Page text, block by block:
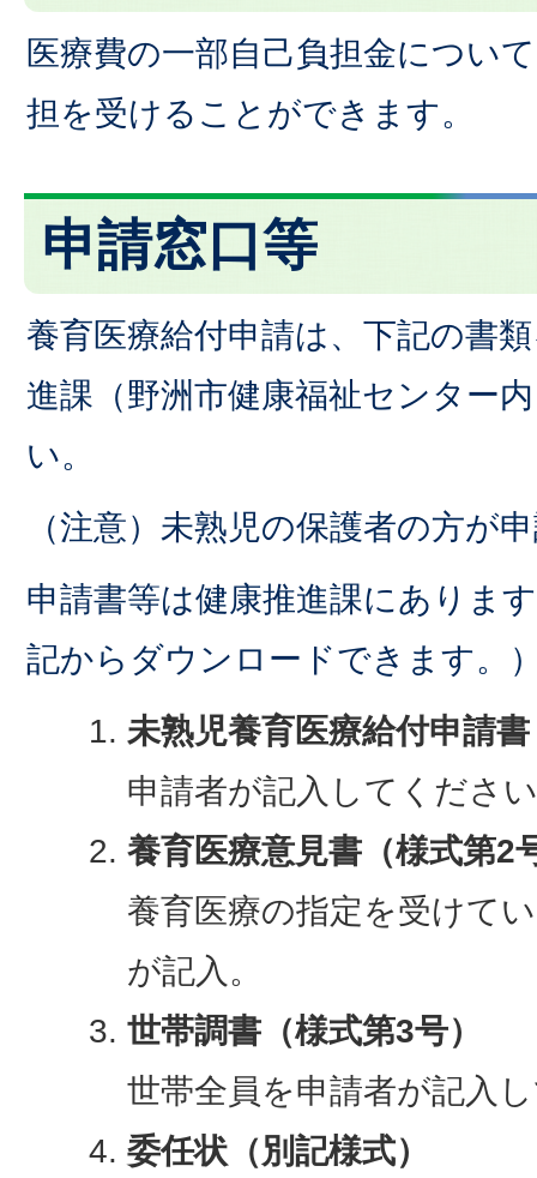
医療費の一部自己負担金につい
担を受けることができます。
申請窓口等
養育医療給付申請は、下記の書
進課（野洲市健康福祉センター
い。
（注意）未熟児の保護者の方が
申請書等は健康推進課にありま
記からダウンロードできます。
未熟児養育医療給付申請
申請者が記入してくださ
養育医療意見書（様式第2
養育医療の指定を受けて
が記入。
世帯調書（様式第3号）
世帯全員を申請者が記入
委任状（別記様式）